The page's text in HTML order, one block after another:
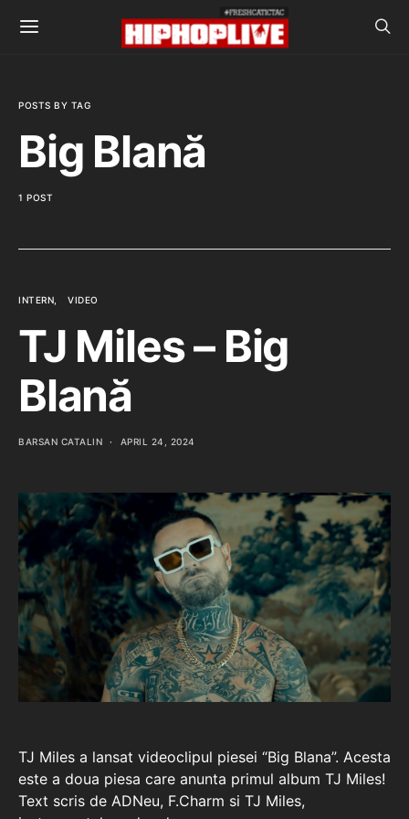
POSTS BY TAG
Big Blană
1 POST
INTERN VIDEO
TJ Miles – Big
Blană
BARSAN CATALIN APRIL 24, 2024
TJ Miles a lansat videoclipul piesei “Big Blana”. Acesta
este a doua piesa care anunta primul album TJ Miles!
Text scris de ADNeu, F.Charm si TJ Miles,